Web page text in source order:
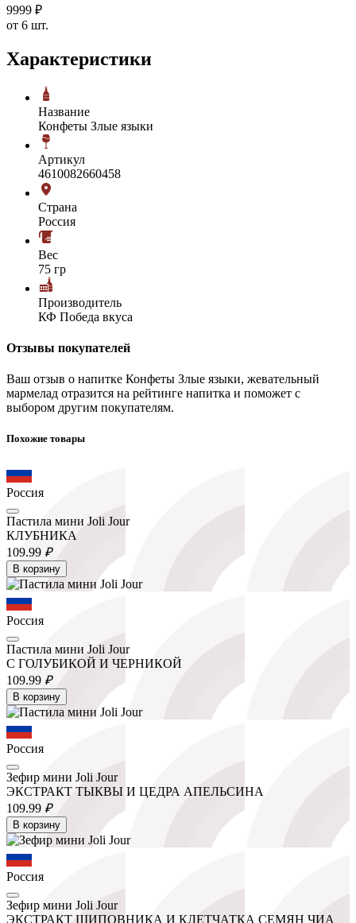
9999 ₽
от 6 шт.
Характеристики
Название
Конфеты Злые языки
Артикул
4610082660458
Страна
Россия
Вес
75 гр
Производитель
КФ Победа вкуса
Отзывы покупателей
Ваш отзыв о напитке Конфеты Злые языки, жевательный
мармелад отразится на рейтинге напитка и поможет с
выбором другим покупателям.
Похожие товары
Россия
Пастила мини Joli Jour
КЛУБНИКА
109.99 ₽
В корзину
Россия
Пастила мини Joli Jour
С ГОЛУБИКОЙ И ЧЕРНИКОЙ
109.99 ₽
В корзину
Россия
Зефир мини Joli Jour
ЭКСТРАКТ ТЫКВЫ И ЦЕДРА АПЕЛЬСИНА
109.99 ₽
В корзину
Россия
Зефир мини Joli Jour
ЭКСТРАКТ ШИПОВНИКА И КЛЕТЧАТКА СЕМЯН ЧИА